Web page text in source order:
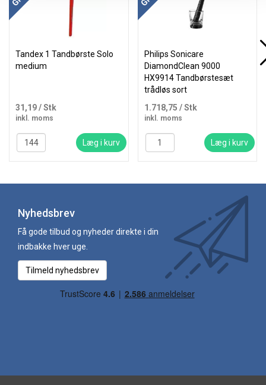
Tandex 1 Tandbørste Solo
medium
31,19/ Stk
inkl. moms
Læg i kurv
Philips Sonicare
DiamondClean 9000
HX9914 Tandbørstesæt
trådløs sort
1.718,75 / Stk
inkl. moms
Læg i kurv
Nyhedsbrev
Få gode tilbud og nyheder direkte i din
indbakke hver uge.
Tilmeld nyhedsbrev